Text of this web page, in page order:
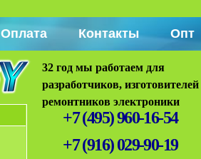
Оплата Контакты Опт
32 год мы работаем для
разработчиков,
ремонтников электроники
+7 (495) 960-16-54
+7 (916) 029-90-19